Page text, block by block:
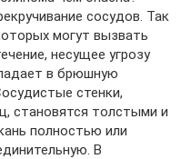
сосудов. Так
могут вызвать
несущее угрозу
в брюшную
стенки,
становятся толстыми и
полностью или
В